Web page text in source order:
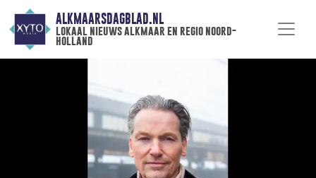
ALKMAARSDAGBLAD.NL
lokaal nieuws alkmaar en regio noord-
holland